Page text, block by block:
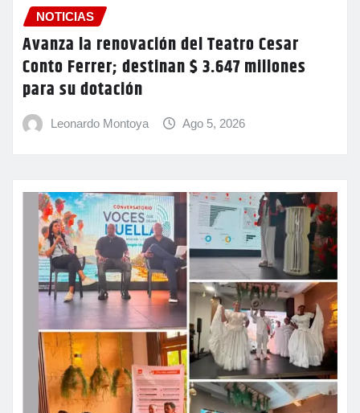
NOTICIAS
Avanza la renovación del Teatro Cesar
Conto Ferrer; destinan $ 3.647 millones
para su dotación
Leonardo Montoya Ago 5, 2026